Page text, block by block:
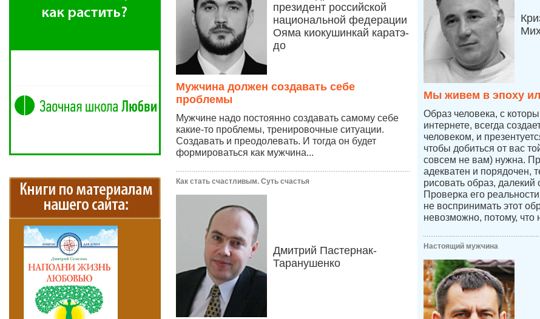
президент российской
национальной федерации
Ояма киокушинкай каратэ-
до
Мужчина должен создавать себе
проблемы
Мужчине надо постоянно создавать самому себе
какие-то проблемы, тренировочные ситуации.
Создавать и преодолевать. И тогда он будет
формироваться как мужчина...
Как стать счастливым. Суть счастья
Дмитрий Пастернак-
Таранушенко
Мы живем в эпоху
Образ человека, с
интернете, всегда
человеком, и
чтобы добиться от вас
совсем не вам) нужна.
адекватен и порядочен,
рисовать образ, далекий
Проверка его
не воспринимать этот
невозможно, потому, что
Настоящий мужчина